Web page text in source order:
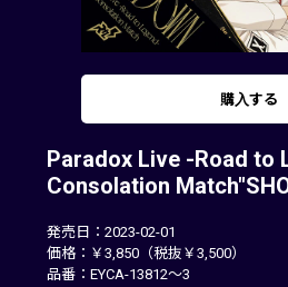
購入する
Paradox Live -Road to
Consolation
発売日：2023-02-01
価格：￥3,850（税抜￥3,500）
品番：EYCA-13812～3